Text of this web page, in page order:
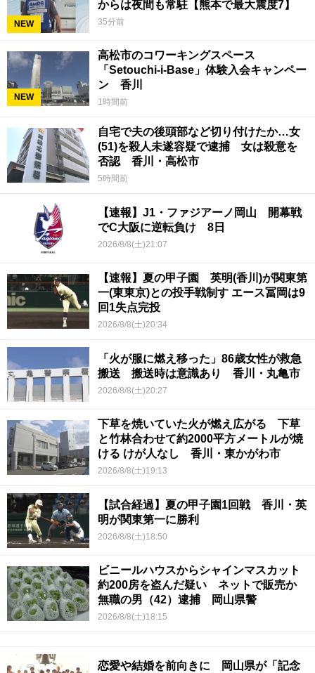
NEW
からは夜間も常駐【熊本で最大震度7】
35分前
NEW
高松市のコワーキングスペース
「Setouchi-i-Base」体験入会キャンペー
ン 香川
1時間前
自宅で夫の後頭部など切り付けたか…女
(51)を殺人未遂容疑で逮捕 女は殺意を
否認 香川・高松市
5時間前
【速報】J1・ファジアーノ岡山 開幕戦
でC大阪に逆転負け 8日
2026/8/8(土)21:07
【速報】夏の甲子園 英明(香川)が関東第
一(東東京)との投手戦制す エース冨岡は9
回1失点完投
2026/8/8(土)20:34
「火が服に燃え移った」86歳女性が救急
搬送 搬送時は意識あり 香川・丸亀市
2026/8/8(土)20:27
下草を焼いていた火が燃え広がる 下草
と竹林合わせて約2000平方メートルが焼
ける けが人なし 香川・東かがわ市
2026/8/8(土)19:13
【試合経過】夏の甲子園1回戦 香川・英
明が関東第一に勝利
2026/8/8(土)18:50
ビニールハウスからシャインマスカット
約200房を盗んだ疑い ネットで販売か
無職の男（42）逮捕 岡山県警
2026/8/8(土)18:15
恋愛や結婚を前向きに 岡山県が「記念